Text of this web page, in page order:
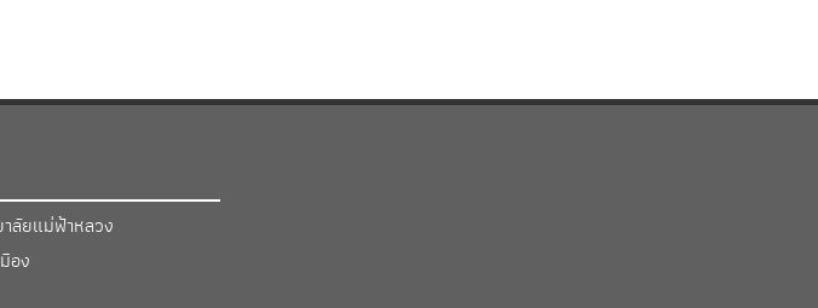
ลัยแม่ฟ้าหลวง
อง